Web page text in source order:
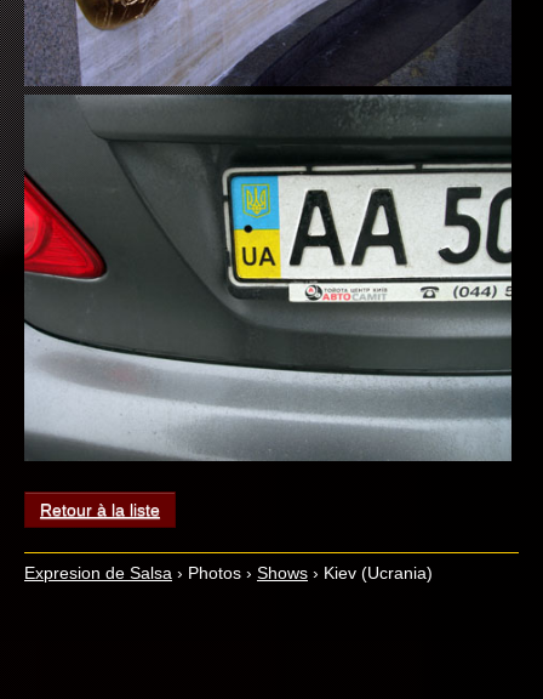
Retour à la liste
Expresion de Salsa › Photos › Shows › Kiev (Ucrania)